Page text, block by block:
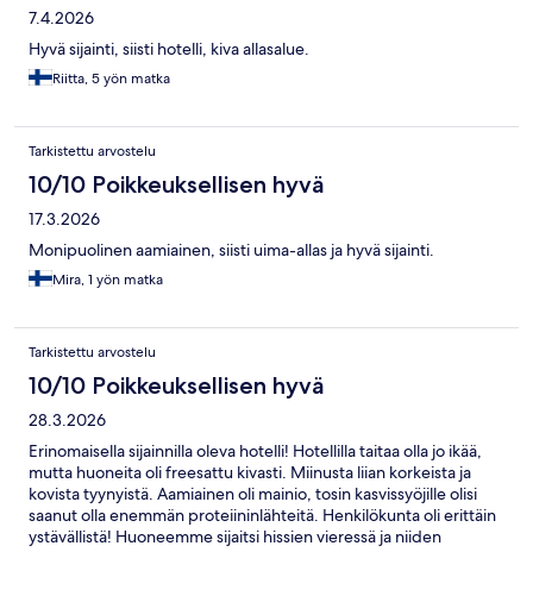
7.4.2026
Hyvä sijainti, siisti hotelli, kiva allasalue.
Riitta, 5 yön matka
Tarkistettu arvostelu
10/10 Poikkeuksellisen hyvä
17.3.2026
Monipuolinen aamiainen, siisti uima-allas ja hyvä sijainti.
Mira, 1 yön matka
Tarkistettu arvostelu
10/10 Poikkeuksellisen hyvä
28.3.2026
Erinomaisella sijainnilla oleva hotelli! Hotellilla taitaa olla jo ikää,
mutta huoneita oli freesattu kivasti. Miinusta liian korkeista ja
kovista tyynyistä. Aamiainen oli mainio, tosin kasvissyöjille olisi
saanut olla enemmän proteiininlähteitä. Henkilökunta oli erittäin
ystävällistä! Huoneemme sijaitsi hissien vieressä ja niiden